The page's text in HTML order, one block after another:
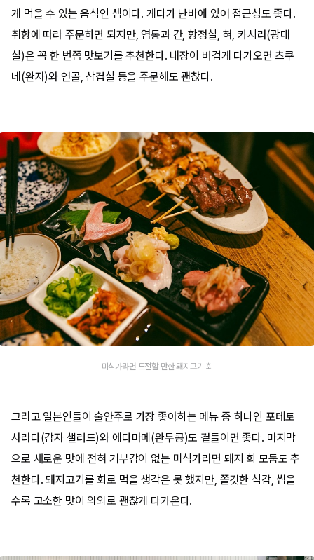
게 먹을 수 있는 음식인 셈이다. 게다가 난바에 있어 접근성도 좋다.
취향에 따라 주문하면 되지만, 염통과 간, 항정살, 혀, 카시라(광대
살)은 꼭 한 번쯤 맛보기를 추천한다. 내장이 버겁게 다가오면 츠쿠
네(완자)와 연골, 삼겹살 등을 주문해도 괜찮다.
미식가라면 도전할 만한 돼지고기 회
그리고 일본인들이 술안주로 가장 좋아하는 메뉴 중 하나인 포테토
사라다(감자 샐러드)와 에다마메(완두콩)도 곁들이면 좋다. 마지막
으로 새로운 맛에 전혀 거부감이 없는 미식가라면 돼지 회 모둠도 추
천한다. 돼지고기를 회로 먹을 생각은 못 했지만, 쫄깃한 식감, 씹을
수록 고소한 맛이 의외로 괜찮게 다가온다.